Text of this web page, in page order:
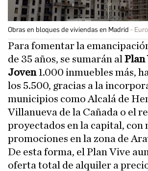
Obras en bloques de viviendas en Madrid
Para fomentar la
de 35 años, se sumarán al Plan
Joven1.000 inmuebles más,
los 5.500, gracias a la
municipios como Alcalá de
Villanueva de la Cañada o el
proyectados en la capital, con
promociones en la zona de
De esta forma, el Plan Vive
oferta total de alquiler a